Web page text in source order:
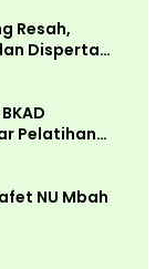
Resah,
Disperta
Pelatihan
NU Mbah